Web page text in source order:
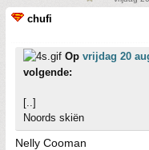
chufi
Op vrijdag 20
volgende:
[..]
Noords skiën
Nelly Cooman